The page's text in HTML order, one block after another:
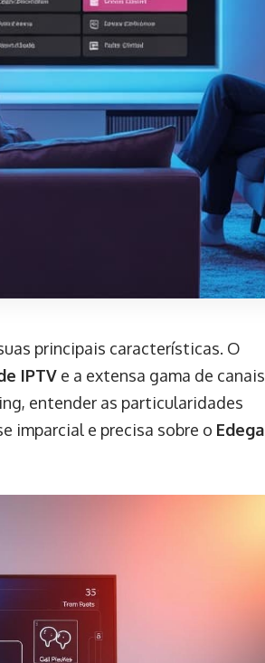
principais características. O
IPTV e a extensa gama de canais
entender as particularidades
imparcial e precisa sobre o Edega